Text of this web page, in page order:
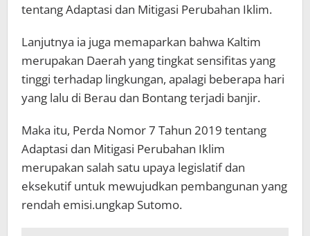
tentang Adaptasi dan Mitigasi Perubahan Iklim.
Lanjutnya ia juga memaparkan bahwa Kaltim
merupakan Daerah yang tingkat sensifitas yang
tinggi terhadap lingkungan, apalagi beberapa hari
yang lalu di Berau dan Bontang terjadi banjir.
Maka itu, Perda Nomor 7 Tahun 2019 tentang
Adaptasi dan Mitigasi Perubahan Iklim
merupakan salah satu upaya legislatif dan
eksekutif untuk mewujudkan pembangunan yang
rendah emisi.ungkap Sutomo.